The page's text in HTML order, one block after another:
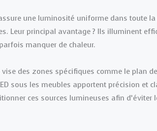
une luminosité uniforme dans toute
Leur principal avantage ? Ils illuminent
manquer de chaleur.
des zones spécifiques comme le plan
sous les meubles apportent précision et
ces sources lumineuses afin d’éviter